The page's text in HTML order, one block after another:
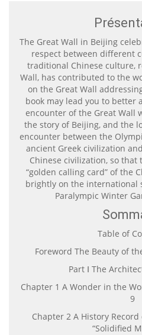
The Great Wall in Beijing
respect between different
traditional Chinese culture,
Wall, has contributed to the
on the Great Wall
book may lead you to better
encounter of the Great Wall
the story of Beijing, and the
encounter between the
ancient Greek civilization
Chinese civilization, so that
“golden calling card” of the
brightly on the international
Paralympic Winter
Table of
Foreword The Beauty of
Part Ⅰ The
Chapter 1 A Wonder in the
9
Chapter 2 A History
“Solidified